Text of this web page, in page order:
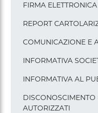
FIRMA ELETTRONICA
REPORT
COMUNICAZIONE E
INFORMATIVA
INFORMATIVA AL
AUTORIZZATI